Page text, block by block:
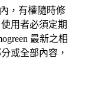
，有權隨時修
用者必須定期
最新之相
或全部內容，